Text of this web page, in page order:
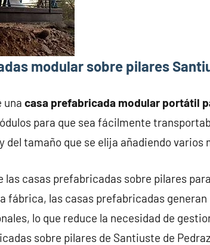
modular sobre pilares
una casa prefabricada modular portátil
para que sea fácilmente
del tamaño que se elija añadiendo varios
las casas prefabricadas sobre pilares
fábrica, las casas prefabricadas
lo que reduce la necesidad de
sobre pilares de Santiuste de